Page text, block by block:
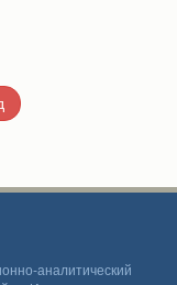
аналитический